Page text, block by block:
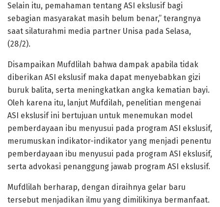
Selain itu, pemahaman tentang ASI ekslusif bagi
sebagian masyarakat masih belum benar,” terangnya
saat silaturahmi media partner Unisa pada Selasa,
(28/2).
Disampaikan Mufdlilah bahwa dampak apabila tidak
diberikan ASI ekslusif maka dapat menyebabkan gizi
buruk balita, serta meningkatkan angka kematian bayi.
Oleh karena itu, lanjut Mufdilah, penelitian mengenai
ASI ekslusif ini bertujuan untuk menemukan model
pemberdayaan ibu menyusui pada program ASI ekslusif,
merumuskan indikator-indikator yang menjadi penentu
pemberdayaan ibu menyusui pada program ASI ekslusif,
serta advokasi penanggung jawab program ASI ekslusif.
Mufdlilah berharap, dengan diraihnya gelar baru
tersebut menjadikan ilmu yang dimilikinya bermanfaat.